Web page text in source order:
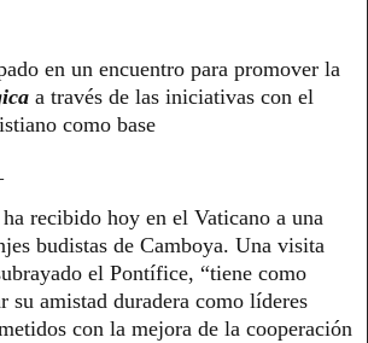
en un encuentro para promover la
a través de las iniciativas con el
como base
recibido hoy en el Vaticano a una
budistas de Camboya. Una visita
el Pontífice, “tiene como
su amistad duradera como líderes
con la mejora de la cooperación